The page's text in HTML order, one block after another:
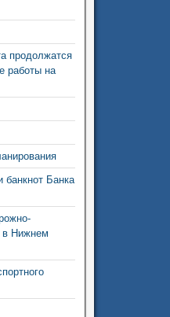
продолжатся
работы на
банкнот Банка
в Нижнем